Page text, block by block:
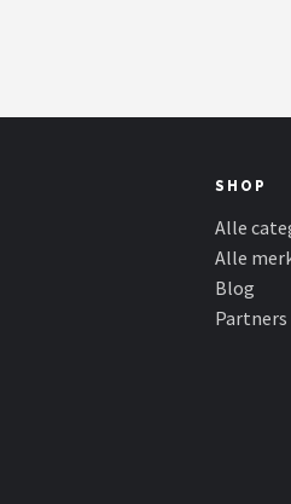
SHOP
Alle
Alle
Blog
Partners